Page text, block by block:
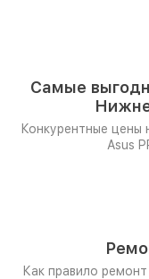
Самые
Конкурентные цены
Asus
Как правило